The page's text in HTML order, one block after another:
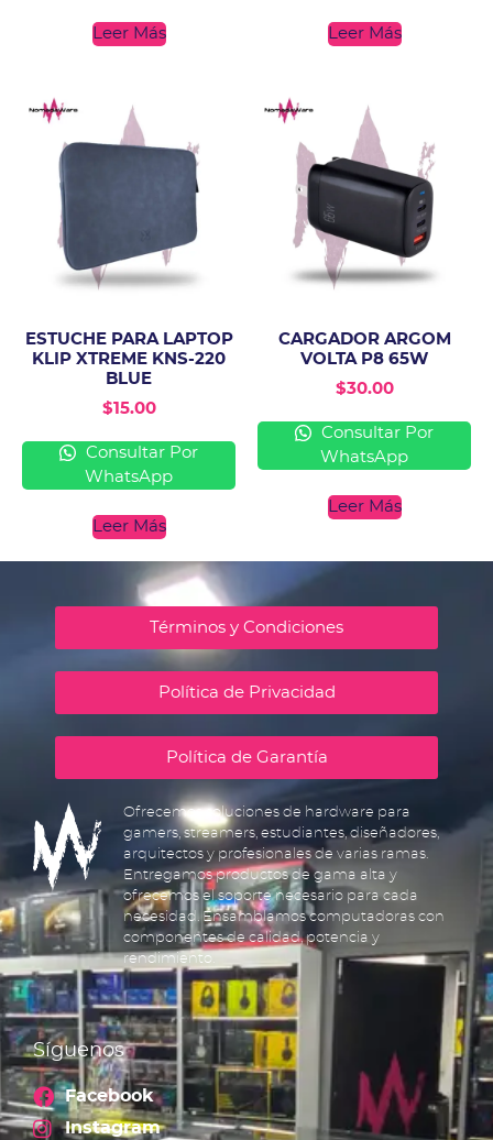
Leer Más Leer Más
ESTUCHE PARA LAPTOP
KLIP XTREME KNS-220
BLUE
$15.00
Consultar Por
WhatsApp
Leer Más
CARGADOR ARGOM
VOLTA P8 65W
$30.00
Consultar Por
WhatsApp
Leer Más
Términos y Condiciones
Política de Privacidad
Política de Garantía
Ofrecemos soluciones de hardware para
gamers, streamers, estudiantes, diseñadores,
arquitectos y profesionales de varias ramas.
Entregamos productos de gama alta y
ofrecemos el soporte necesario para cada
necesidad. Ensamblamos computadoras con
componentes de calidad, potencia y
rendimiento.
Síguenos
Facebook
Instagram